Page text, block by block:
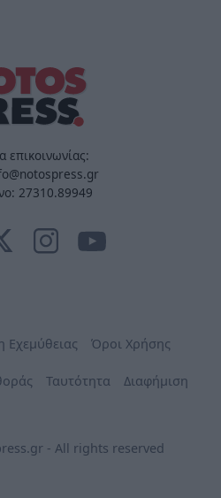
επικοινωνίας:
27310.89949
Εχεμύθειας Όροι Χρήσης
Ταυτότητα Διαφήμιση
- All rights reserved